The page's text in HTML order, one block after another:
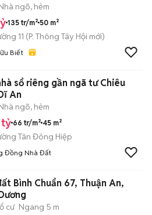
ngõ, hẻm
135 tr/m² 50 m²
11 (P. Thông Tây Hội mới)
Biết
sổ riêng gần ngã tư Chiêu
An
ngõ, hẻm
tỷ 66 tr/m² 45 m²
Tân Đông Hiệp
Đồng Nhà Đất
Bình Chuẩn 67, Thuận An,
cư Ngang 5 m